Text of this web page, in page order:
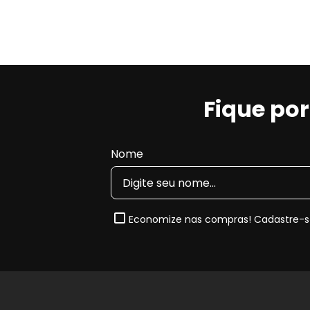
compostos cerâmicos, dependendo do
2015, 2016, 2017, 2018 e 2019
encaixe perfeito.
Quando e Por que substituir a
Fique
Nome
Economize nas compras! Cadastre-